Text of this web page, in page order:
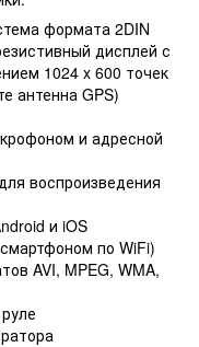
формата 2DIN
дисплей с
1024 x 600 точек
антенна GPS)
и адресной
воспроизведения
и iOS
по WiFi)
AVI, MPEG, WMA,